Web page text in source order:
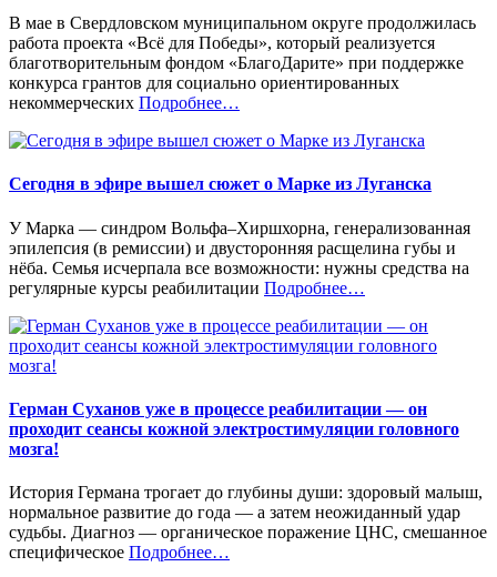
В мае в Свердловском муниципальном округе продолжилась
работа проекта «Всё для Победы», который реализуется
благотворительным фондом «БлагоДарите» при поддержке
конкурса грантов для социально ориентированных
некоммерческих Подробнее«%s»
…
Сегодня в эфире вышел сюжет о Марке из Луганска
У Марка — синдром Вольфа–Хиршхорна, генерализованная
эпилепсия (в ремиссии) и двусторонняя расщелина губы и
нёба. Семья исчерпала все возможности: нужны средства на
регулярные курсы реабилитации Подробнее«%s»
…
Герман Суханов уже в процессе реабилитации — он
проходит сеансы кожной электростимуляции головного
мозга!
История Германа трогает до глубины души: здоровый малыш,
нормальное развитие до года — а затем неожиданный удар
судьбы. Диагноз — органическое поражение ЦНС, смешанное
специфическое Подробнее«%s»
…